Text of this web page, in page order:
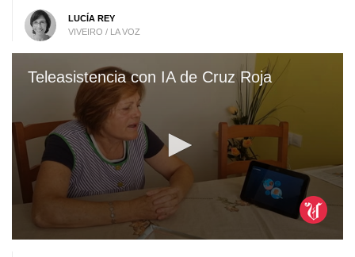
LUCÍA REY
VIVEIRO / LA VOZ
Teleasistencia con IA de Cruz Roja